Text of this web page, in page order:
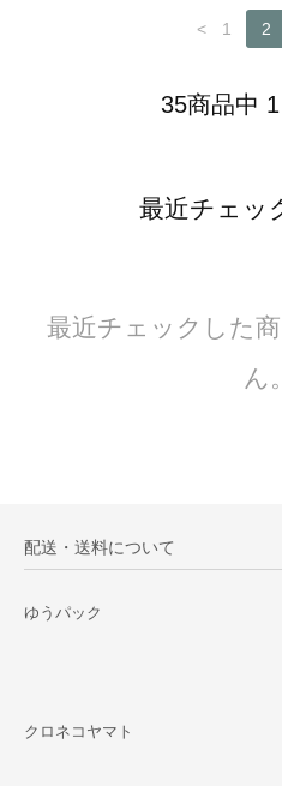
< 1 2
35商品中
最近チェッ
最近チェックした
ん。
配送・送料について
ゆうパック
クロネコヤマト